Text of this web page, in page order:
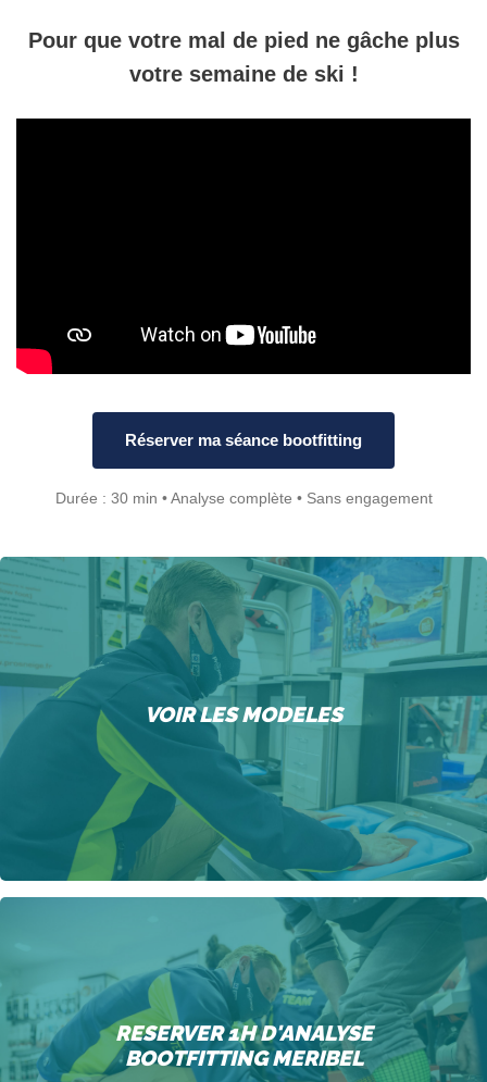
Pour que votre mal de pied ne gâche plus
votre semaine de ski !
Réserver ma séance bootfitting
Durée : 30 min • Analyse complète • Sans engagement
VOIR LES MODELES
RESERVER 1H D'ANALYSE
BOOTFITTING MERIBEL